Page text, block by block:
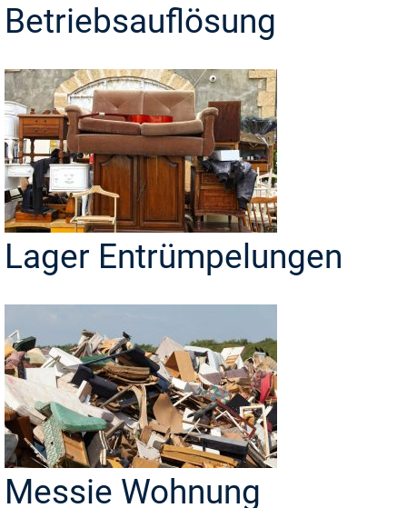
Betriebsauflösung
Lager Entrümpelungen
Messie Wohnung